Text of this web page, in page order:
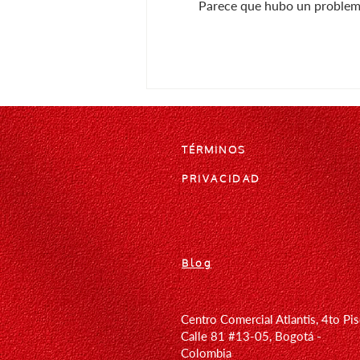
Parece que hubo un
TÉRMINOS
PRIVACIDAD
Blog
Centro Comercial Atlantis, 4to
Calle 81 #13-05, Bogotá -
Colombia